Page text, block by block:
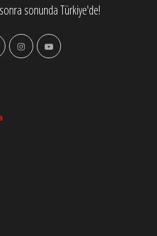
sonunda Türkiye'de!